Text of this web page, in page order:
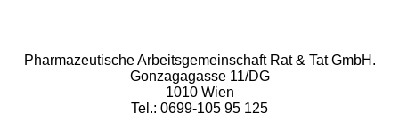
Pharmazeutische Arbeitsgemeinschaft Rat & Tat GmbH.
Gonzagagasse 11/DG
1010 Wien
Tel.: 0699-105 95 125